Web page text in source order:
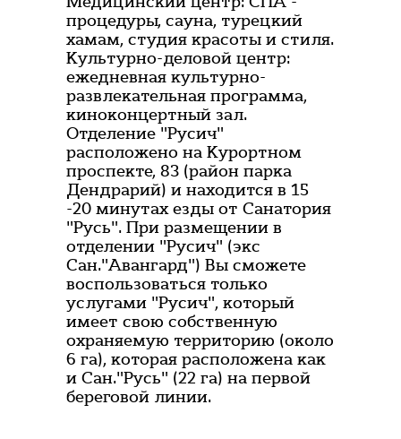
процедуры, сауна, турецкий
хамам, студия красоты и стиля.
Культурно-деловой центр:
ежедневная культурно-
развлекательная программа,
киноконцертный зал.
Отделение "Русич"
расположено на Курортном
проспекте, 83 (район парка
Дендрарий) и находится в 15
-20 минутах езды от Санатория
"Русь". При размещении в
отделении "Русич" (экс
Сан."Авангард") Вы сможете
воспользоваться только
услугами "Русич", который
имеет свою собственную
охраняемую территорию (около
6 га), которая расположена как
и Сан."Русь" (22 га) на первой
береговой линии.